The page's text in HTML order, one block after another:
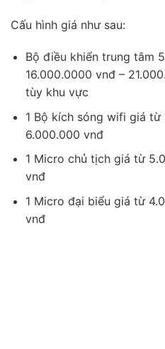
Cấu hình giá như sau:
Bộ điều khiển trung tâm
16.000.0000 vnđ –
tùy khu vực
1 Bộ kích sóng wifi giá từ
6.000.000 vnđ
1 Micro chủ tịch giá từ
vnđ
1 Micro đại biểu giá từ
vnđ